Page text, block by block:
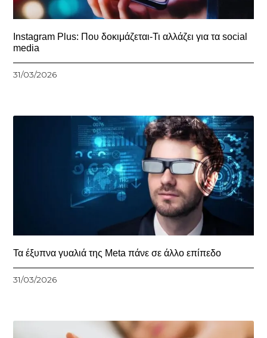
Instagram Plus: Που δοκιμάζεται-Τι αλλάζει για τα social
media
31/03/2026
Τα έξυπνα γυαλιά της Meta πάνε σε άλλο επίπεδο
31/03/2026